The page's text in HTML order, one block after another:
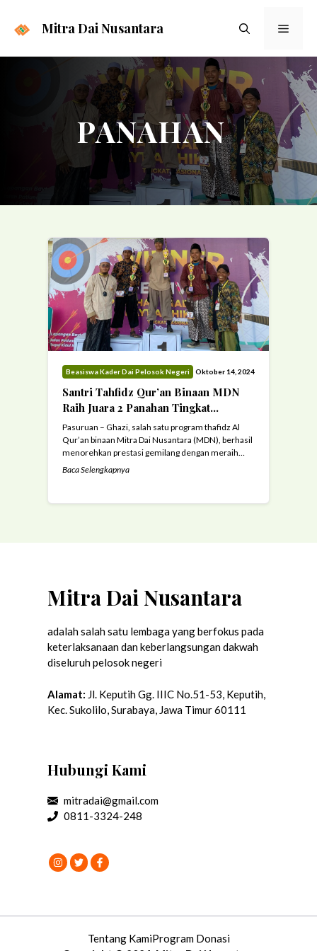
Mitra Dai Nusantara Menu
PANAHAN
Beasiswa Kader Dai Pelosok Negeri Oktober 14, 2024
Santri Tahfidz Qur’an Binaan MDN
Raih Juara 2 Panahan Tingkat
Nasional
Pasuruan – Ghazi, salah satu program thafidz Al
Qur’an binaan Mitra Dai Nusantara (MDN), berhasil
menorehkan prestasi gemilang dengan meraih
juara 2 dalam lomba panahan tradisional tingkat
Sabtu, 12 Oktober 2024. Ajang ini merupakan
Baca Selengkapnya
Mitra Dai Nusantara
adalah salah satu lembaga yang berfokus pada
keterlaksanaan dan keberlangsungan dakwah
diseluruh pelosok negeri
Alamat: Jl. Keputih Gg. IIIC No.51-53, Keputih,
Kec. Sukolilo, Surabaya, Jawa Timur 60111
Hubungi Kami
mitradai@gmail.com
0811-3324-248
Tentang KamiProgram Donasi